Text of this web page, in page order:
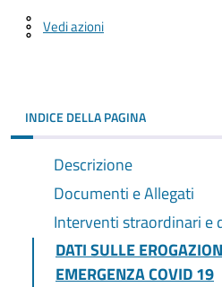
Vedi azioni
INDICE DELLA PAGINA
Descrizione
Documenti e Allegati
Interventi straordinari e
DATI SULLE
EMERGENZA COVID 19